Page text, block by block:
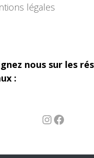
légales
nous sur les
:
InstagramFacebook